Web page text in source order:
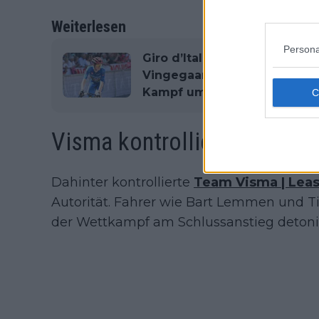
Weiterlesen
Giro d’Italia 2026
Vingegaard fährt allen
Kampf um Platz zwei und
Visma kontrolliert, bevor
Dahinter kontrollierte Team Visma |
Autorität. Fahrer wie Bart Lemmen und
der Wettkampf am Schlussanstieg